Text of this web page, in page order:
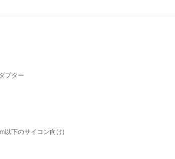
プター
以下のサイコン向け)